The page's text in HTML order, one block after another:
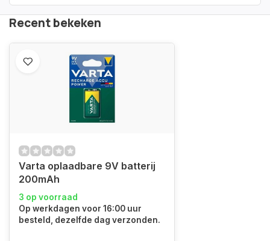
Recent bekeken
Varta oplaadbare 9V batterij
200mAh
3 op voorraad
Op werkdagen voor 16:00 uur
besteld, dezelfde dag verzonden.